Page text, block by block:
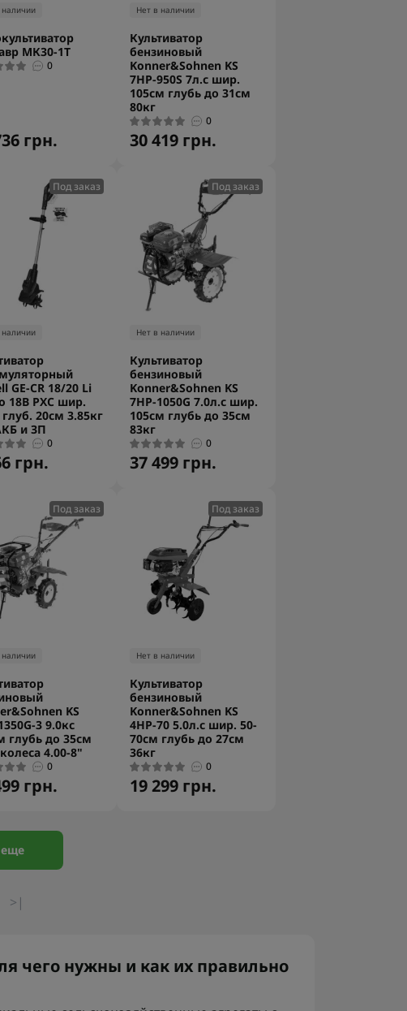
МК30-1Т
0
грн.
Нет в наличии
Культиватор
бензиновый
Konner&Sohnen KS
7HP-950S 7л.с шир.
105см глубь до 31см
80кг
0
30 419 грн.
Под заказ
GE-CR 18/20 Li
18В PXC шир.
20см 3.85кг
и ЗП
0
грн.
Под заказ
Нет в наличии
Культиватор
бензиновый
Konner&Sohnen KS
7HP-1050G 7.0л.с шир.
105см глубь до 35см
83кг
0
37 499 грн.
Под заказ
KS
3 9.0кс
глубь до 35см
4.00-8"
0
грн.
Под заказ
Нет в наличии
Культиватор
бензиновый
Konner&Sohnen KS
4HP-70 5.0л.с шир. 50-
70см глубь до 27см
36кг
0
19 299 грн.
>|
чего нужны и как их правильно